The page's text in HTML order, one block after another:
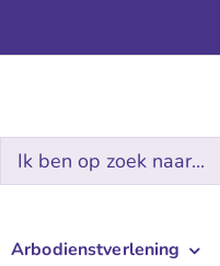
Zoeken
naar:
Arbodienstverlening